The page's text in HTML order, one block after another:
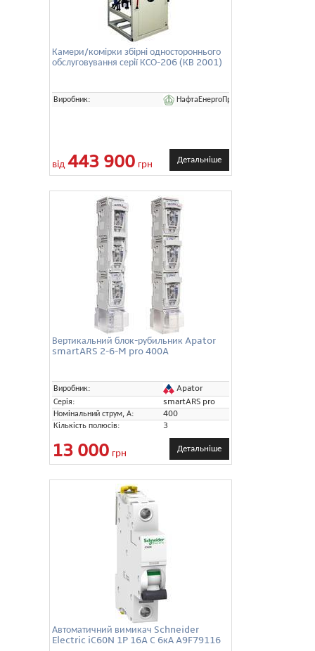
Камери/комірки збірні одностороннього
обслуговування серії КСО-206 (КВ 2001)
Виробник: НафтаЕнергоПром
від 443 900 грн Детальніше
Вертикальний блок-рубильник Apator
smartARS 2-6-M pro 400A
Виробник:
Apator
Серія:
smartARS pro
Номінальний струм, А:
400
Кількість полюсів:
3
13 000 грн Детальніше
Автоматичний вимикач Schneider
Electric iC60N 1P 16A C 6кА A9F79116